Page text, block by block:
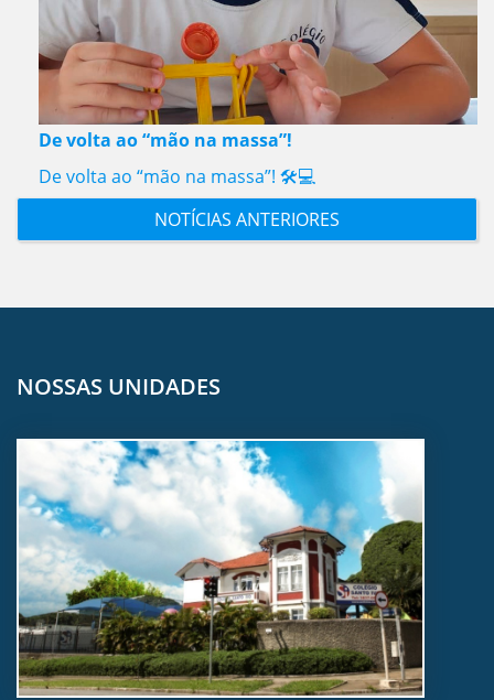
De volta ao “mão na massa”!
De volta ao “mão na massa”! 🛠️💻
NOTÍCIAS ANTERIORES
NOSSAS UNIDADES